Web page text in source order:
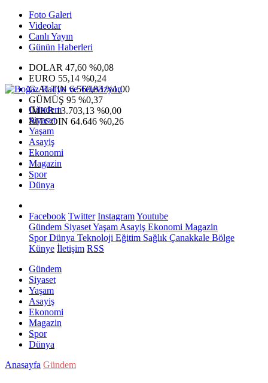
Foto Galeri
Videolar
Canlı Yayın
Günün Haberleri
DOLAR 47,60 %0,08
EURO 55,14 %0,24
G.ALTIN6.560,83 %1,00
GÜMÜŞ 95 %0,37
IMKB13.703,13 %0,00
BITCOIN 64.646 %0,26
Gündem
Siyaset
Yaşam
Asayiş
Ekonomi
Magazin
Spor
Dünya
Facebook Twitter InstagramYoutube
Gündem SiyasetYaşam Asayiş Ekonomi Magazin
SporDünya Teknoloji Eğitim Sağlık Çanakkale Bölge
Künye İletişim RSS
Gündem
Siyaset
Yaşam
Asayiş
Ekonomi
Magazin
Spor
Dünya
Anasayfa Gündem